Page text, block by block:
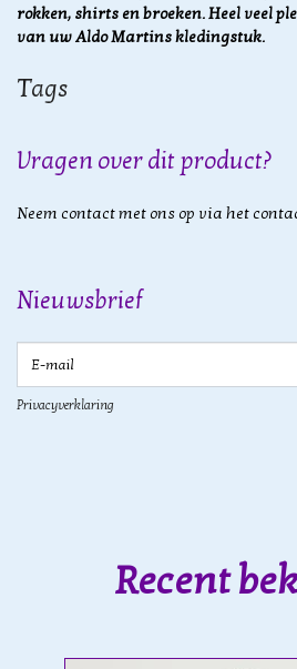
rokken, shirts en broeken. Heel veel
van uw Aldo Martins kledingstuk.
Tags
Vragen over dit product?
Neem contact met ons op via het
Nieuwsbrief
Privacyverklaring
Recent